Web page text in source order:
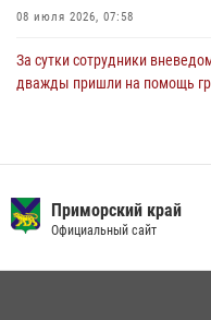
08 июля 2026, 07:58
За сутки сотрудники
дважды пришли на помощь
09 июля 2026, 06:08 2
Приморский край
Официальный сайт